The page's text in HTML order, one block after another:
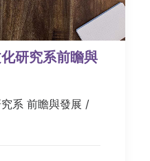
研究系前瞻與
系 前瞻與發展 /